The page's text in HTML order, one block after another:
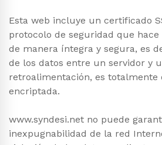
Esta web incluye un certificado
protocolo de seguridad que
de manera íntegra y segura, es
de los datos entre un servidor y
retroalimentación, es totalmente
encriptada.
www.syndesi.net no puede
inexpugnabilidad de la red